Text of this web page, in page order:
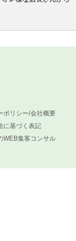
ポリシー/会社概要
に基づく表記
WEB集客コンサル